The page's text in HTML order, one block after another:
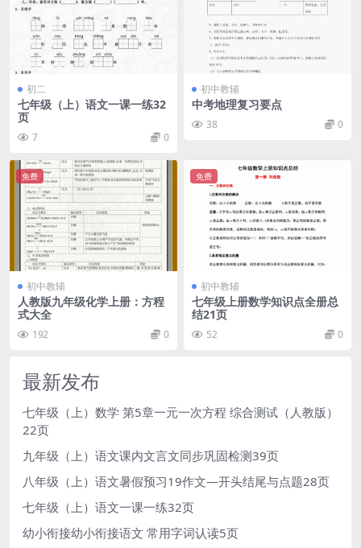
初二
七年级（上）语文一课一练32
页
7 0
初中教辅
中考地理复习要点
38 0
免费
初中教辅
人教版九年级化学上册：方程
式大全
192 0
免费
初中教辅
七年级上册数学知识点全册总
结21页
52 0
最新发布
七年级（上）数学 第5章一元一次方程 综合测试（人教版）
22页
九年级（上）语文课内文言文同步巩固检测39页
八年级（上）语文暑假预习19作文—开头结尾与点题28页
七年级（上）语文一课一练32页
幼小衔接幼小衔接语文 常用字词认读5页